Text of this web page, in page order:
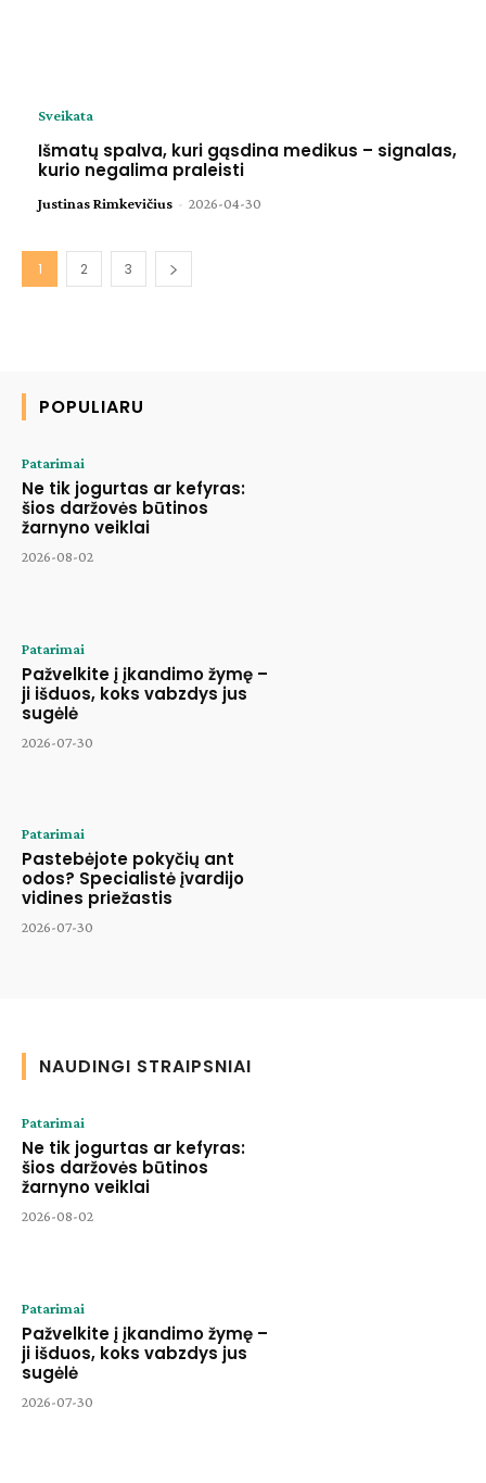
Sveikata
Išmatų spalva, kuri gąsdina medikus – signalas,
kurio negalima praleisti
Justinas Rimkevičius - 2026-04-30
1 2 3
POPULIARU
Patarimai
Ne tik jogurtas ar kefyras:
šios daržovės būtinos
žarnyno veiklai
2026-08-02
Patarimai
Pažvelkite į įkandimo žymę –
ji išduos, koks vabzdys jus
sugėlė
2026-07-30
Patarimai
Pastebėjote pokyčių ant
odos? Specialistė įvardijo
vidines priežastis
2026-07-30
NAUDINGI STRAIPSNIAI
Patarimai
Ne tik jogurtas ar kefyras:
šios daržovės būtinos
žarnyno veiklai
2026-08-02
Patarimai
Pažvelkite į įkandimo žymę –
ji išduos, koks vabzdys jus
sugėlė
2026-07-30